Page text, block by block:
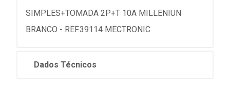
SIMPLES+TOMADA 2P+T 10A MILLENIUN
BRANCO - REF.39114 MECTRONIC
Dados Técnicos